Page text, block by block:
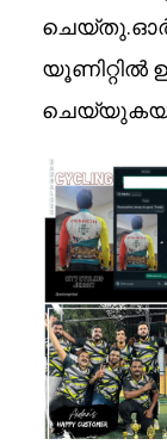
യൂണിറ്റിൽ